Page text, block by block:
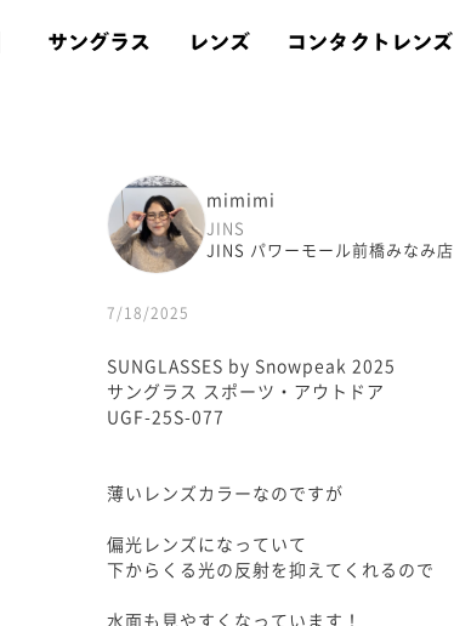
サングラス レンズ コンタクトレンズ
mimimi
JINS
JINS パワーモール前橋みなみ店
7/18/2025
SUNGLASSES by Snowpeak 2025
サングラス スポーツ・アウトドア
UGF-25S-077
薄いレンズカラーなのですが
偏光レンズになっていて
下からくる光の反射を抑えてくれるので
水面も見やすくなっています！